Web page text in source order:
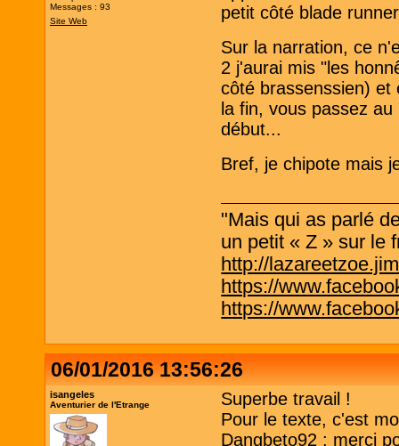
Messages : 93
Site Web
petit côté blade
Sur la narration, ce
2 j'aurai mis "les
côté brassenssien) et
la fin, vous passez
début...
Bref, je chipote mais
"Mais qui as parlé
un petit « Z » sur le
http://
https://
https://
06/01/2016 13:56:26
isangeles
Aventurier de l'Etrange
Superbe travail !
Pour le texte, c'est
Dangbeto92 : merci